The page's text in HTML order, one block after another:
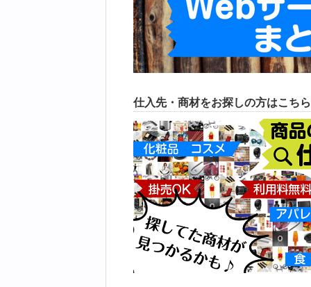
仕入先・商材をお探しの方はこち